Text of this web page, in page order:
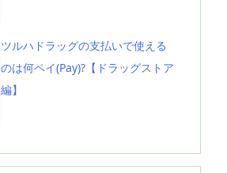
ツルハドラッグの支払いで使える
のは何ペイ(Pay)?【ドラッグストア
編】